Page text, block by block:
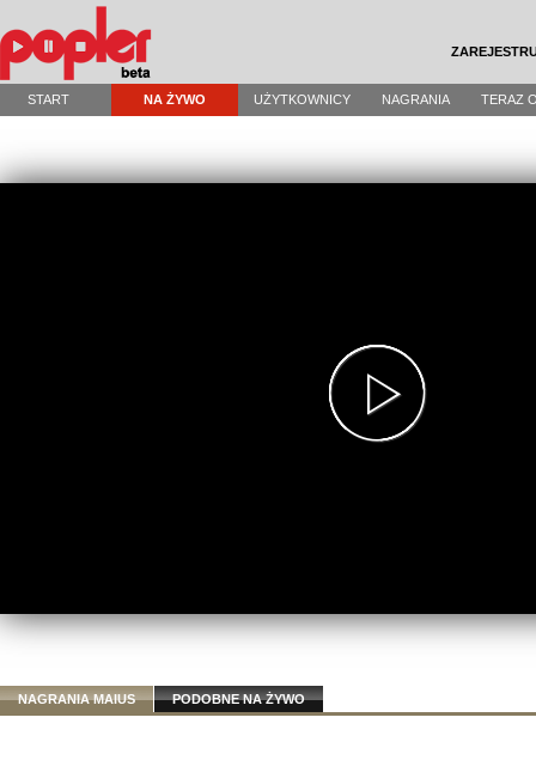
START NA ŻYWO UŻYTKOWNICY NAGRANIA TERAZ
NAGRANIA MAIUS PODOBNE NA ŻYWO